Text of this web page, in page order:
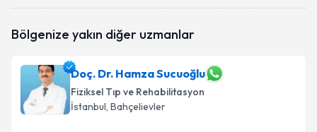
talebi oluşturun. Size bu uzmandan randevu almanız
bilgilendireceğiz.
E-posta Adresiniz
Bölgenize yakın diğer uzmanlar
Doç. Dr. Hamza Sucuoğlu
Fiziksel Tıp ve Rehabilitasyon
İstanbul, Bahçelievler